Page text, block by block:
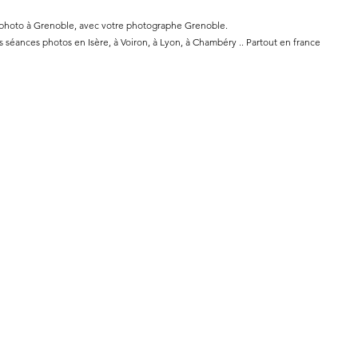
à Grenoble, avec votre photographe Grenoble.
photos en Isère, à Voiron, à Lyon, à Chambéry .. Partout en france